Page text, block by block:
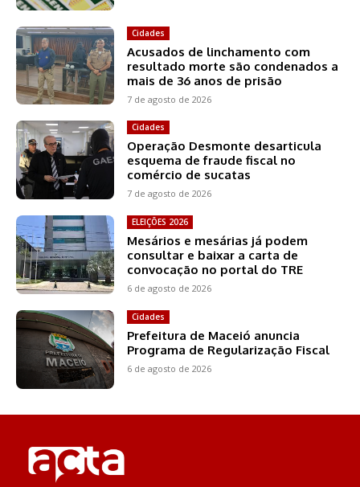
Cidades
Acusados de linchamento com
resultado morte são condenados a
mais de 36 anos de prisão
7 de agosto de 2026
Cidades
Operação Desmonte desarticula
esquema de fraude fiscal no
comércio de sucatas
7 de agosto de 2026
ELEIÇÕES 2026
Mesários e mesárias já podem
consultar e baixar a carta de
convocação no portal do TRE
6 de agosto de 2026
Cidades
Prefeitura de Maceió anuncia
Programa de Regularização Fiscal
6 de agosto de 2026